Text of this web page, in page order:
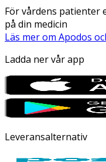
För vårdens patienter
på din medicin
Läs mer om Apodos
Ladda ner vår app
Leveransalternativ